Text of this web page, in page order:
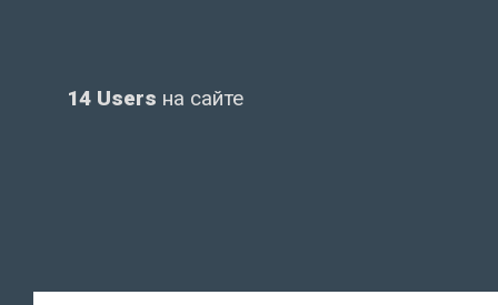
14 Users на сайте